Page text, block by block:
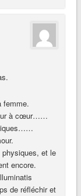
femme.
à cœur……
et le
encore.
de réfléchir et